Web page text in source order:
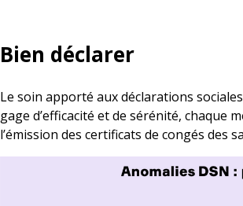
Bien déclarer
Le soin apporté aux déclarations
gage d’efficacité et de sérénité, chaque
l’émission des certificats de congés des